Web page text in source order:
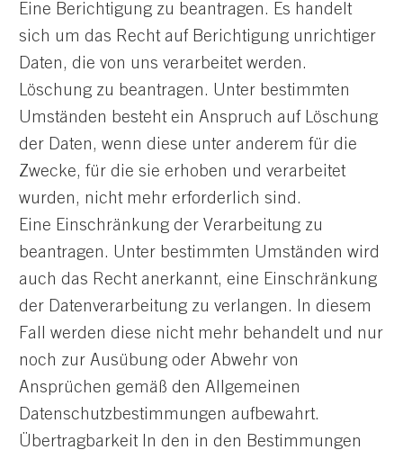
Eine Berichtigung zu beantragen. Es handelt
sich um das Recht auf Berichtigung unrichtiger
Daten, die von uns verarbeitet werden.
Löschung zu beantragen. Unter bestimmten
Umständen besteht ein Anspruch auf Löschung
der Daten, wenn diese unter anderem für die
Zwecke, für die sie erhoben und verarbeitet
wurden, nicht mehr erforderlich sind.
Eine Einschränkung der Verarbeitung zu
beantragen. Unter bestimmten Umständen wird
auch das Recht anerkannt, eine Einschränkung
der Datenverarbeitung zu verlangen. In diesem
Fall werden diese nicht mehr behandelt und nur
noch zur Ausübung oder Abwehr von
Ansprüchen gemäß den Allgemeinen
Datenschutzbestimmungen aufbewahrt.
Übertragbarkeit In den in den Bestimmungen